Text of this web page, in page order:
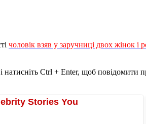
чоловік взяв у заручниці двох жінок і
натисніть Ctrl + Enter, щоб повідомити